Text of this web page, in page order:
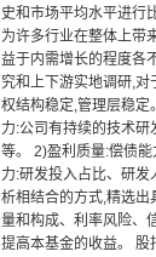
史和市场平均水平进行
为许多行业在整体上带
益于内需增长的程度各
究和上下游实地调研,
权结构稳定,管理层稳定
力:公司有持续的技术
等。 2)盈利质量:偿债
力:研发投入占比、研
析相结合的方式,精选出
量和构成、利率风险、
提高本基金的收益。 股